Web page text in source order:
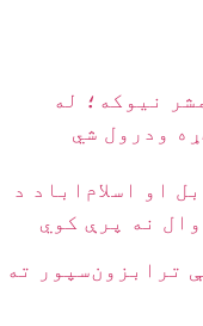
نیوکه؛ له
ودرول شي
او اسلام‌اباد د
نه پرې کوي
ترابزون‌سپور ته